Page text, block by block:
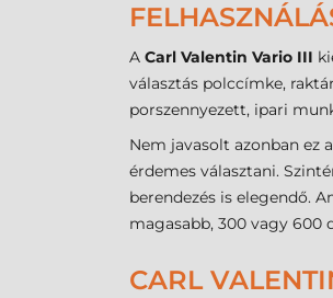
A Carl Valentin Vario III
választás polccímke,
porszennyezett, ipari
Nem javasolt azonban ez
érdemes választani.
berendezés is elegendő.
magasabb, 300 vagy
CARL